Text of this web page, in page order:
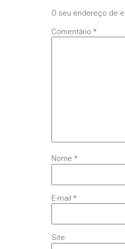
O seu endereço de
Comentário *
Nome *
E-mail *
Site